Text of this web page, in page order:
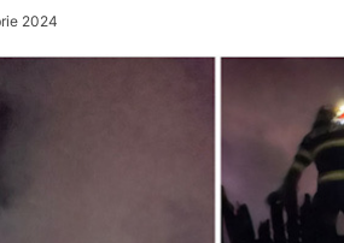
2024